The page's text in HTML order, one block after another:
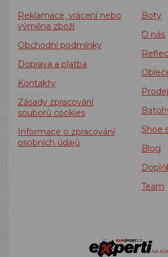
Reklamace, vrácení nebo
výměna zboží
Obchodní podmínky
Doprava a platba
Kontakty
Zásady zpracování
souborů cookies
Informace o zpracování
osobních údajů
Boty
O nás
Shoe
Blog
Team